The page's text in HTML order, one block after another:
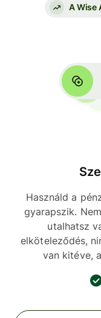
A Wise
Használd a
gyarapszik.
utalhatsz
elköteleződés,
van kitéve,